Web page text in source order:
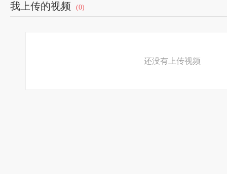
我上传的视频 (0)
还没有上传视频